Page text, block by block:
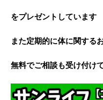
をプレゼントしています
また定期的に体に関する
無料でご相談も受け付け